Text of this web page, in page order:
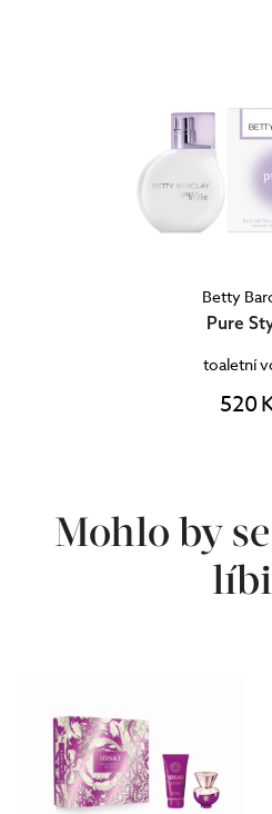
Betty
Pure
toaletní
520
Mohlo by